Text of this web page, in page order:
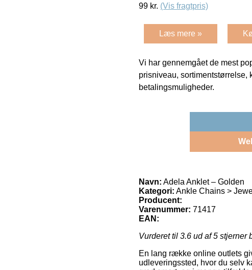
99 kr. (Vis fragtpris)
Læs mere »
Vi har gennemgået de mest
prisniveau, sortimentstørrelse,
betalingsmuligheder.
Navn: Adela Anklet – Golden
Kategori: Ankle Chains >
Producent:
Varenummer: 71417
EAN:
Vurderet til 3.6 ud af 5 stjerner
En lang række online outlets
udleveringssted, hvor du selv